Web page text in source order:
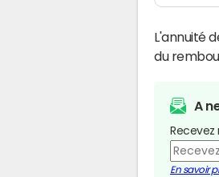
L'annuité
du
A
En savoir